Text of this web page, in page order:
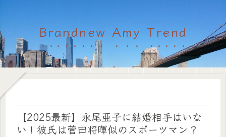
Brandnew Amy Trend
【2025最新】永尾亜子に結婚相手はいな
い！彼氏は菅田将暉似のスポーツマン？